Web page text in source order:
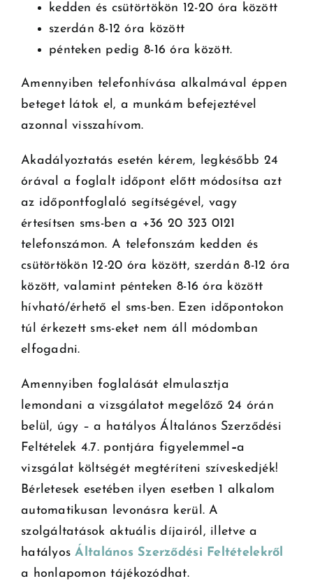
kedden és csütörtökön 12-20 óra között
szerdán 8-12 óra között
pénteken pedig 8-16 óra között.
Amennyiben telefonhívása alkalmával éppen
beteget látok el, a munkám befejeztével
azonnal visszahívom.
Akadályoztatás esetén kérem, legkésőbb 24
órával a foglalt időpont előtt módosítsa azt
az időpontfoglaló segítségével, vagy
értesítsen sms-ben a +36 20 323 0121
telefonszámon. A telefonszám kedden és
csütörtökön 12-20 óra között, szerdán 8-12 óra
között, valamint pénteken 8-16 óra között
hívható/érhető el sms-ben. Ezen időpontokon
túl érkezett sms-eket nem áll módomban
elfogadni.
Amennyiben foglalását elmulasztja
lemondani a vizsgálatot megelőző 24 órán
belül, úgy – a hatályos Általános Szerződési
Feltételek 4.7. pontjára figyelemmel –a
vizsgálat költségét megtéríteni szíveskedjék!
Bérletesek esetében ilyen esetben 1 alkalom
automatikusan levonásra kerül. A
szolgáltatások aktuális díjairól, illetve a
hatályosÁltalános Szerződési Feltételekről
a honlapomon tájékozódhat.